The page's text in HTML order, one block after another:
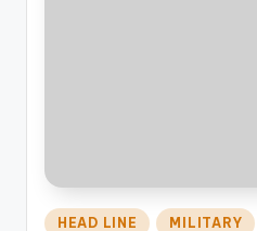
a
k
Posted
HEAD LINE MILITARY